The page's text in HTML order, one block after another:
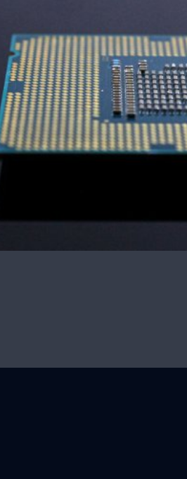
ญ่ที่สุดของโลก ได้เปิดตัวนวัตกรรม
ตอร์สุดล้ำระดับ 1.4 นาโนเมตร เรียก
ago